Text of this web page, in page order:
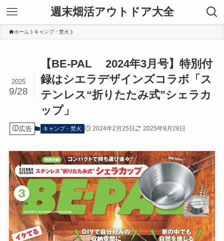
週末畑活アウトドア大全
ホーム キャンプ・焚火
【BE-PAL 2024年3月号】特別付
録はシエラデザインズコラボ「ス
テンレス“折りたたみ式”シェラカ
ップ」
2025
9/28
広告 キャンプ・焚火 2024年2月25日 2025年9月28日